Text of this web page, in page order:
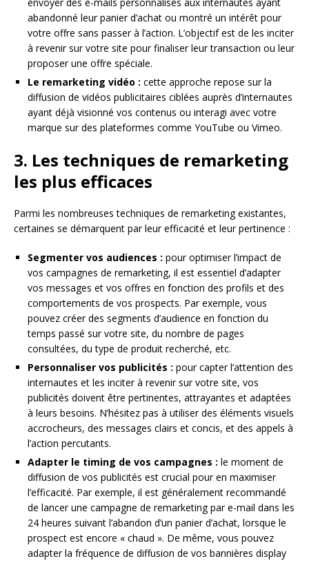
abandonné leur panier d’achat ou montré un intérêt pour
votre offre sans passer à l’action. L’objectif est de les inciter
à revenir sur votre site pour finaliser leur transaction ou leur
proposer une offre spéciale.
Le remarketing vidéo : cette approche repose sur la
diffusion de vidéos publicitaires ciblées auprès d’internautes
ayant déjà visionné vos contenus ou interagi avec votre
marque sur des plateformes comme YouTube ou Vimeo.
3. Les techniques de remarketing
les plus efficaces
Parmi les nombreuses techniques de remarketing existantes,
certaines se démarquent par leur efficacité et leur pertinence :
Segmenter vos audiences : pour optimiser l’impact de
vos campagnes de remarketing, il est essentiel d’adapter
vos messages et vos offres en fonction des profils et des
comportements de vos prospects. Par exemple, vous
pouvez créer des segments d’audience en fonction du
temps passé sur votre site, du nombre de pages
consultées, du type de produit recherché, etc.
Personnaliser vos publicités : pour capter l’attention des
internautes et les inciter à revenir sur votre site, vos
publicités doivent être pertinentes, attrayantes et adaptées
à leurs besoins. N’hésitez pas à utiliser des éléments visuels
accrocheurs, des messages clairs et concis, et des appels à
l’action percutants.
Adapter le timing de vos campagnes : le moment de
diffusion de vos publicités est crucial pour en maximiser
l’efficacité. Par exemple, il est généralement recommandé
de lancer une campagne de remarketing par e-mail dans les
24 heures suivant l’abandon d’un panier d’achat, lorsque le
prospect est encore « chaud ». De même, vous pouvez
adapter la fréquence de diffusion de vos bannières display